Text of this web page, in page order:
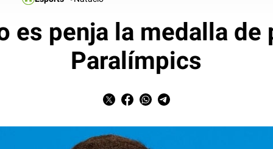
es penja la medalla de
Paralímpics